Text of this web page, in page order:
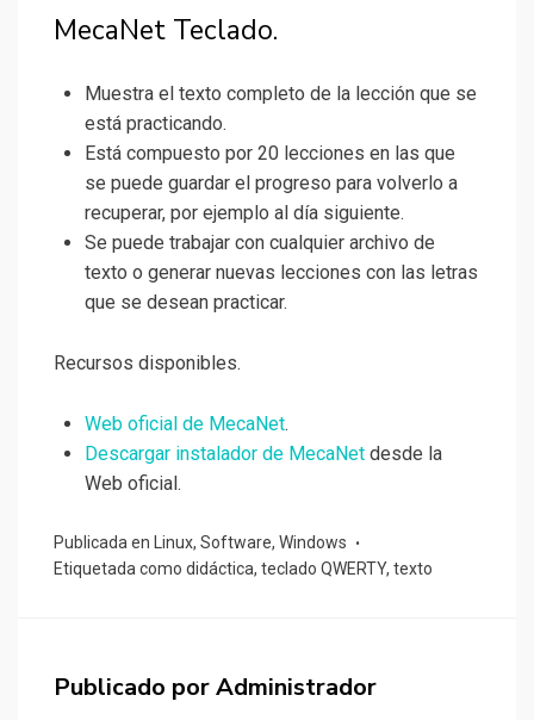
MecaNet Teclado.
Muestra el texto completo de la lección que se
está practicando.
Está compuesto por 20 lecciones en las que
se puede guardar el progreso para volverlo a
recuperar, por ejemplo al día siguiente.
Se puede trabajar con cualquier archivo de
texto o generar nuevas lecciones con las letras
que se desean practicar.
Recursos disponibles.
Web oficial de MecaNet.
Descargar instalador de MecaNet desde la
Web oficial.
Publicada en Linux, Software, Windows
Etiquetada como didáctica, teclado QWERTY, texto
Publicado porAdministrador